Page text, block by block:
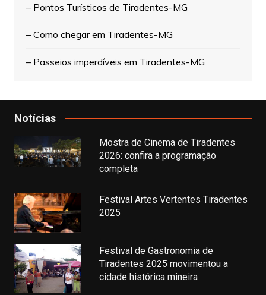
– Pontos Turísticos de Tiradentes-MG
– Como chegar em Tiradentes-MG
– Passeios imperdíveis em Tiradentes-MG
Notícias
Mostra de Cinema de Tiradentes
2026: confira a programação
completa
Festival Artes Vertentes Tiradentes
2025
Festival de Gastronomia de
Tiradentes 2025 movimentou a
cidade histórica mineira